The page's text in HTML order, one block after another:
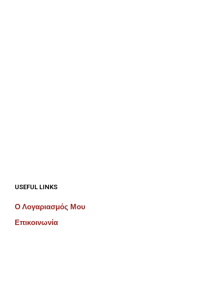
USEFUL LINKS
Ο Λογαριασμός Μου
Επικοινωνία